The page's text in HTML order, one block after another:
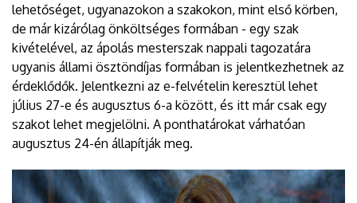
lehetőséget, ugyanazokon a szakokon, mint első körben,
de már kizárólag önköltséges formában - egy szak
kivételével, az ápolás mesterszak nappali tagozatára
ugyanis állami ösztöndíjas formában is jelentkezhetnek az
érdeklődők. Jelentkezni az e-felvételin keresztül lehet
július 27-e és augusztus 6-a között, és itt már csak egy
szakot lehet megjelölni. A ponthatárokat várhatóan
augusztus 24-én állapítják meg.